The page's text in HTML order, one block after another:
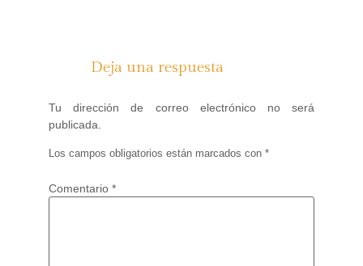
Deja una respuesta
Tu dirección de correo electrónico no será
publicada.
Los campos obligatorios están marcados con *
Comentario *